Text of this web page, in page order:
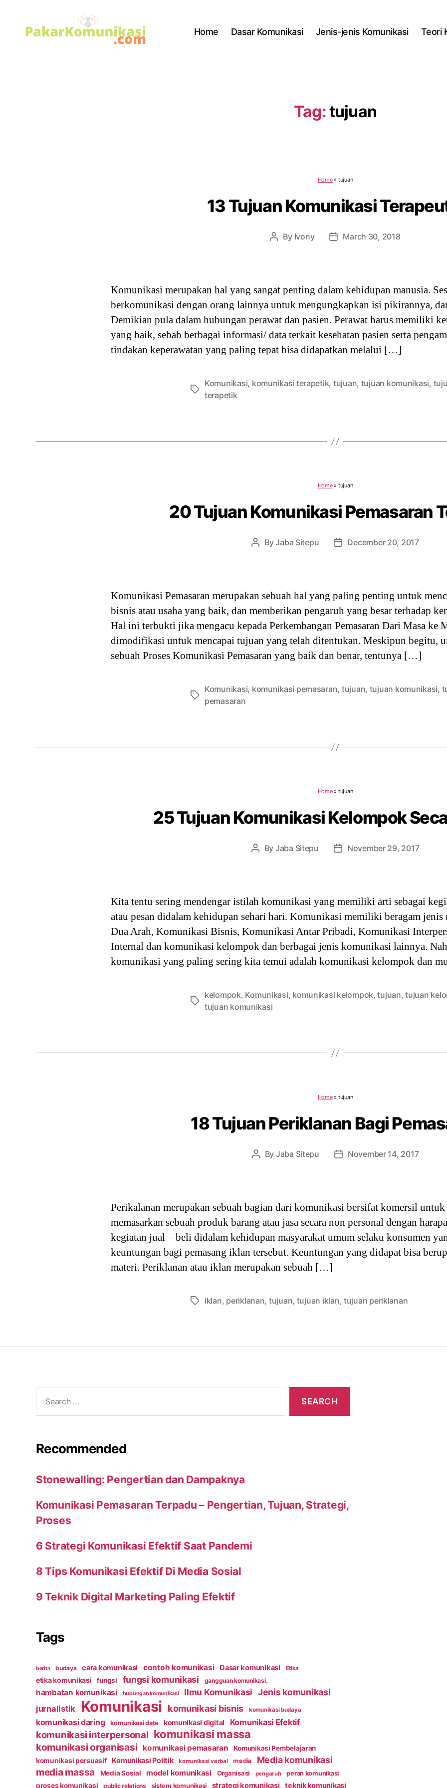
Home Dasar Komunikasi Jenis-jenis Komunikasi Teori
Tag:tujuan
Home» tujuan
13 Tujuan Komunikasi
Post
By Ivony
PostMarch 30, 2018
Komunikasi merupakan hal yang sangat penting dalam kehidupan manusia.
berkomunikasi dengan orang lainnya untuk mengungkapkan isi pikirannya,
Demikian pula dalam hubungan perawat dan pasien. Perawat harus memiliki
yang baik, sebab berbagai informasi/ data terkait kesehatan pasien serta
tindakan keperawatan yang paling tepat bisa didapatkan melalui […]
Tags
Komunikasi, komunikasi terapetik, tujuan, tujuan komunikasi,
terapetik
Home» tujuan
20 Tujuan Komunikasi Pemasaran
Post
ByJaba Sitepu
PostDecember 20, 2017
Komunikasi Pemasaran merupakan sebuah hal yang paling penting untuk
bisnis atau usaha yang baik, dan memberikan pengaruh yang besar terhadap
Hal ini terbukti jika mengacu kepada Perkembangan Pemasaran Dari Masa ke
dimodifikasi untuk mencapai tujuan yang telah ditentukan. Meskipun begitu,
sebuah Proses Komunikasi Pemasaran yang baik dan benar, tentunya […]
Tags
Komunikasi, komunikasi pemasaran, tujuan, tujuan komunikasi,
pemasaran
Home» tujuan
25 Tujuan Komunikasi Kelompok
Post
By Jaba Sitepu
PostNovember 29, 2017
Kita tentu sering mendengar istilah komunikasi yang memiliki arti sebagai
atau pesan didalam kehidupan sehari hari. Komunikasi memiliki beragam
Dua Arah, Komunikasi Bisnis, Komunikasi Antar Pribadi, Komunikasi
Internal dan komunikasi kelompok dan berbagai jenis komunikasi lainnya.
komunikasi yang paling sering kita temui adalah komunikasi kelompok dan
Tags
kelompok, Komunikasi, komunikasi kelompok,tujuan,tujuan
tujuan komunikasi
Home» tujuan
18 Tujuan Periklanan Bagi
Post
By Jaba Sitepu
PostNovember 14, 2017
Perikalanan merupakan sebuah bagian dari komunikasi bersifat komersil
memasarkan sebuah produk barang atau jasa secara non personal dengan
kegiatan jual – beli didalam kehidupan masyarakat umum selaku konsumen
keuntungan bagi pemasang iklan tersebut. Keuntungan yang didapat bisa
materi. Periklanan atau iklan merupakan sebuah […]
Tagsiklan, periklanan, tujuan, tujuan iklan, tujuan periklanan
for:
Recommended
Stonewalling: Pengertian dan Dampaknya
Komunikasi Pemasaran Terpadu – Pengertian, Tujuan, Strategi,
Proses
6 Strategi Komunikasi Efektif Saat Pandemi
8 Tips Komunikasi Efektif Di Media Sosial
9 Teknik Digital Marketing Paling Efektif
Tags
berita budaya cara komunikasi contoh komunikasi Dasar komunikasi Etika
etika komunikasi fungsi fungsi komunikasi gangguan komunikasi.
hambatan komunikasi hubungan komunikasi Ilmu Komunikasi Jenis komunikasi
jurnalistik Komunikasi komunikasi bisnis komunikasi budaya
komunikasi daring komunikasi data komunikasi digital Komunikasi Efektif
komunikasi interpersonal komunikasi massa
komunikasi organisasi komunikasi pemasaran
Komunikasi Pembelajaran
komunikasi persuasif
Komunikasi Politik komunikasi verbal media Media komunikasi
media massa Media Sosial model komunikasi Organisasi pengaruh peran komunikasi
proses komunikasi public relations sistem komunikasi strategi komunikasi teknik komunikasi